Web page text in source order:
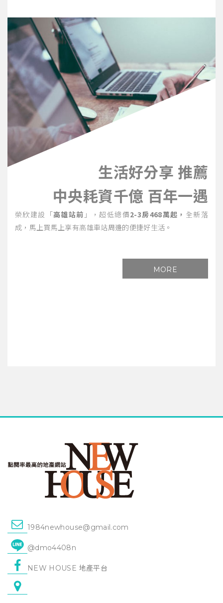
生活好分享 推薦
中央耗資千億 百年一遇
榮欣建設「高雄站前 」，超低總價2-3房468萬起， 全新落
成，馬上買馬上享有高雄車站周邊的便捷好生活。
MORE
1984newhouse@gmail.com
@dmo4408n
NEW HOUSE 地產平台